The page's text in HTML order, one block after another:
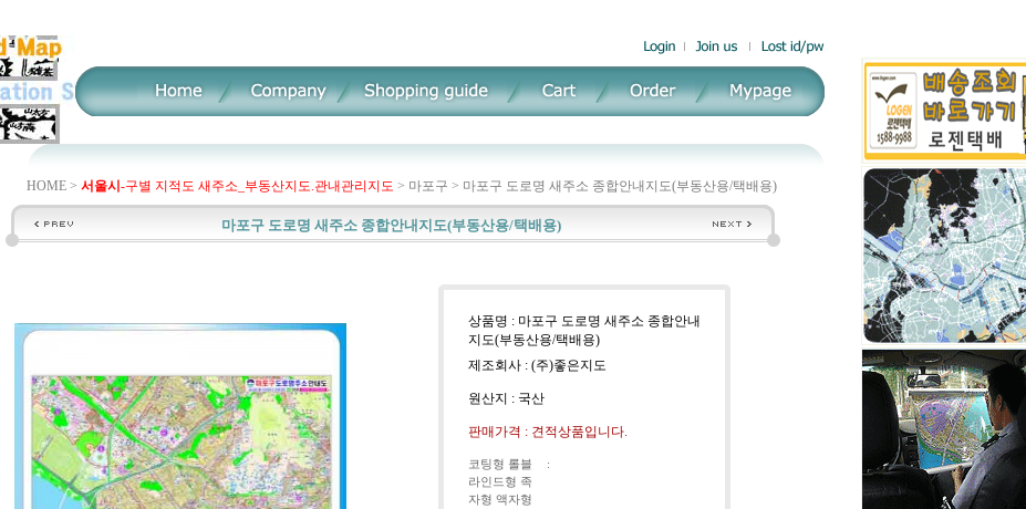
HOME > 서울시 -구별 지적도 새주소_부동산지도.관내관리지도 > 마포구 > 마포구 도로명 새주소 종합안내지도(부동산용/택배용)
마포구 도로명 새주소 종합안내지도(부동산용/택배용)
상품명 : 마포구 도로명 새주소 종합안내
지도(부동산용/택배용)
제조회사 : (주)좋은지도
원산지 : 국산
판매가격 : 견적상품입니다.
코팅형 롤블
라인드형 족
자형 액자형
: